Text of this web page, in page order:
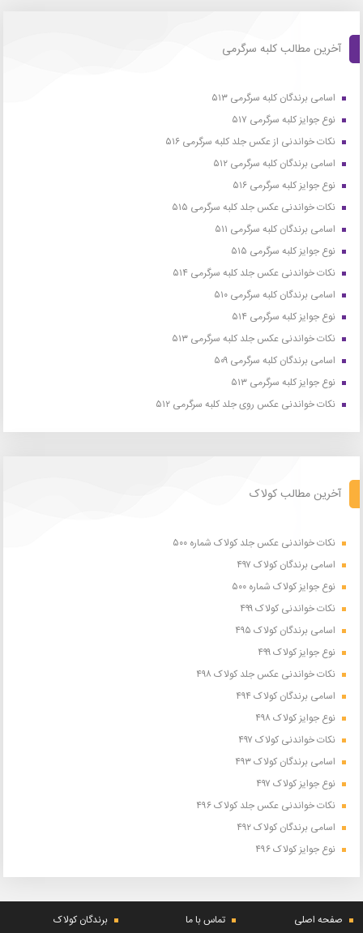
آخرین مطالب کلبه سرگرمی
اسامی برندگان کلبه سرگرمی ۵۱۳
نوع جوایز کلبه سرگرمی ۵۱۷
نکات خواندنی از عکس جلد کلبه سرگرمی ۵۱۶
اسامی برندگان کلبه سرگرمی ۵۱۲
نوع جوایز کلبه سرگرمی ۵۱۶
نکات خواندنی عکس جلد کلبه سرگرمی ۵۱۵
اسامی برندگان کلبه سرگرمی ۵۱۱
نوع جوایز کلبه سرگرمی ۵۱۵
نکات خواندنی عکس جلد کلبه سرگرمی ۵۱۴
اسامی برندگان کلبه سرگرمی ۵۱۰
نوع جوایز کلبه سرگرمی ۵۱۴
نکات خواندنی عکس جلد کلبه سرگرمی ۵۱۳
اسامی برندگان کلبه سرگرمی ۵۰۹
نوع جوایز کلبه سرگرمی ۵۱۳
نکات خواندنی عکس روی جلد کلبه سرگرمی ۵۱۲
آخرین مطالب کولاک
نکات خواندنی عکس جلد کولاک شماره ۵۰۰
اسامی برندگان کولاک ۴۹۷
نوع جوایز کولاک شماره ۵۰۰
نکات خواندنی کولاک ۴۹۹
اسامی برندگان کولاک ۴۹۵
نوع جوایز کولاک ۴۹۹
نکات خواندنی عکس جلد کولاک ۴۹۸
اسامی برندگان کولاک ۴۹۴
نوع جوایز کولاک ۴۹۸
نکات خواندنی کولاک ۴۹۷
اسامی برندگان کولاک ۴۹۳
نوع جوایز کولاک ۴۹۷
نکات خواندنی عکس جلد کولاک ۴۹۶
اسامی برندگان کولاک ۴۹۲
نوع جوایز کولاک ۴۹۶
صفحه اصلی تماس با ما برندگان کولاک